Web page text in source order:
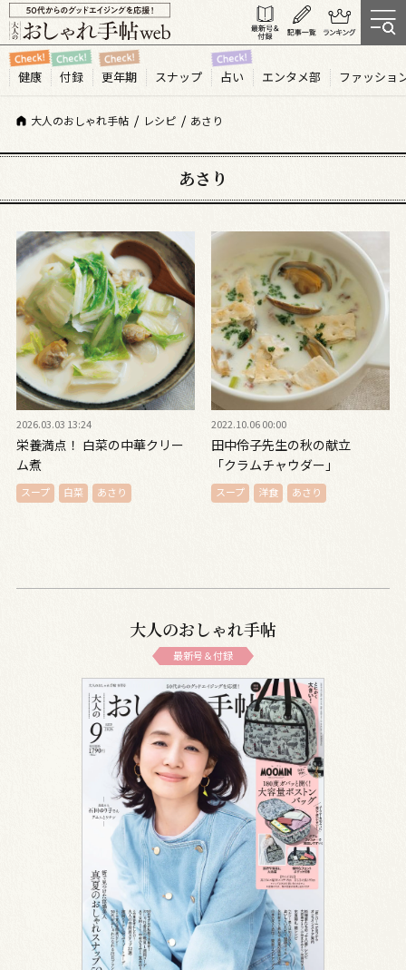
健康 付録 更年期 スナップ 占い エンタメ部 ファッショ
大人のおしゃれ手帖 レシピ あさり
あさり
2026.03.03 13:24
栄養満点！ 白菜の中華クリー
ム煮
スープ 白菜 あさり
2022.10.06 00:00
田中伶子先生の秋の献立
「クラムチャウダー」
スープ 洋食 あさり
大人のおしゃれ手帖
最新号＆付録